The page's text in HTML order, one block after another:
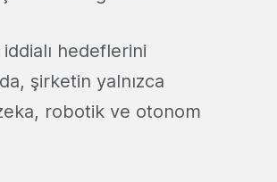
hedeflerini
şirketin yalnızca
robotik ve otonom